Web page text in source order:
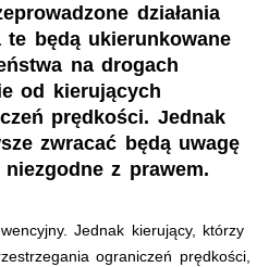
działania
te będą ukierunkowane
na drogach
od kierujących
prędkości. Jednak
zwracać będą uwagę
z prawem.
Jednak kierujący, którzy
ograniczeń prędkości,